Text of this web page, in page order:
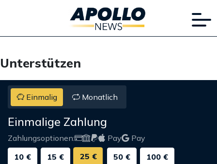
Unterstützen
Einmalig Monatlich
Einmalige Zahlung
Zahlungsoptionen: Pay
Pay
10 €
15 € 25 € 50 € 100 €